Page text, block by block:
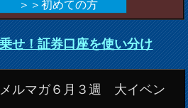
＞＞初めての方
せ！証券口座を使い分け
ルマガ６月３週 大イベン